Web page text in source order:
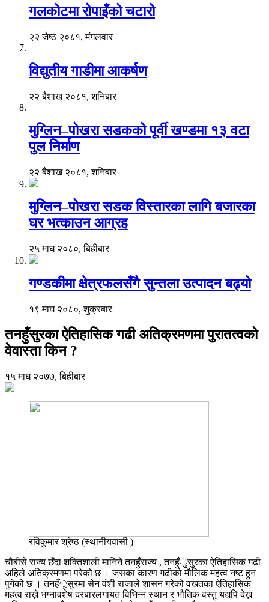
गलकोटमा रोपाइँको चटारो
२२ जेष्ठ २०८१, मंगलवार
विद्युतीय गाडीमा आकर्षण
२२ बैशाख २०८१, शनिबार
मुग्लिन–पोखरा सडकको पूर्वी खण्डमा १३ वटा
पुल निर्माण
२२ बैशाख २०८१, शनिबार
मुग्लिन–पोखरा सडक विस्तारका लागि बजारका
घर भत्काउन आग्रह
२५ माघ २०८०, बिहीबार
गण्डकीमा क्षेत्रफलसँगै सुन्तला उत्पादन बढ्यो
१९ माघ २०८०, शुक्रबार
तनहुँसुरका ऐतिहासिक गढी अतिक्रमणमा पुरातत्वको
वेवास्ता किन ?
१५ माघ २०७७, बिहीबार
रविकुमार श्रेष्ठ (स्थानीयवासी )
चौबीसे राज्य छँदा शक्तिशाली मानिने तनहुँराज्य , तनहुँुसुरका ऐतिहासिक गढी
अहिले अतिक्रमणमा परेको छ । जसका कारण गढीको मौलिक महत्व नष्ट हुन
पुगेको छ । तनहँुसुरमा सेन वंशी राजाले शासन गरेको वखतका ऐतिहासिक
महत्व राख्ने भग्नावशेष दरबारलगायत विभिन्न स्थान र भौतिक वस्तु यद्यपि देख्न